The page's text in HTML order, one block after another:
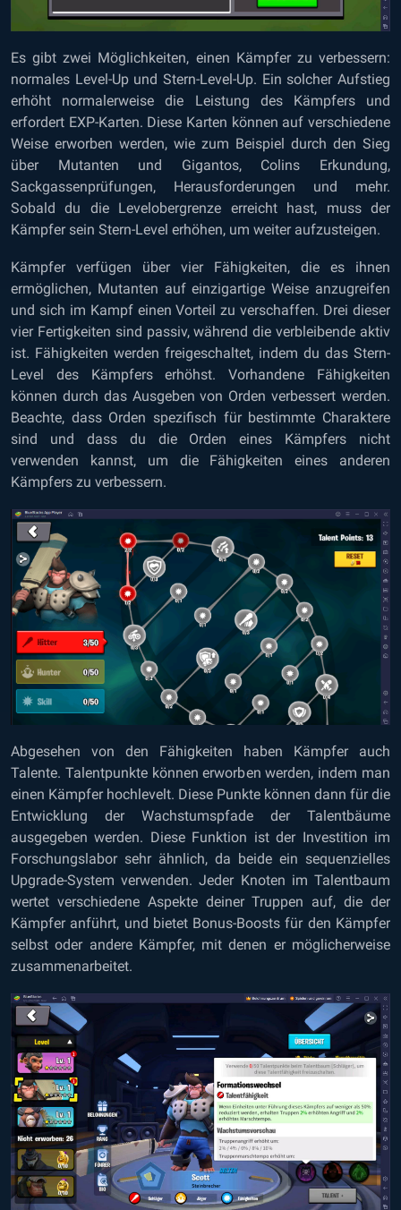
Es gibt zwei Möglichkeiten, einen Kämpfer zu verbessern:
normales Level-Up und Stern-Level-Up. Ein solcher Aufstieg
erhöht normalerweise die Leistung des Kämpfers und
erfordert EXP-Karten. Diese Karten können auf verschiedene
Weise erworben werden, wie zum Beispiel durch den Sieg
über Mutanten und Gigantos, Colins Erkundung,
Sackgassenprüfungen, Herausforderungen und mehr.
Sobald du die Levelobergrenze erreicht hast, muss der
Kämpfer sein Stern-Level erhöhen, um weiter aufzusteigen.
Kämpfer verfügen über vier Fähigkeiten, die es ihnen
ermöglichen, Mutanten auf einzigartige Weise anzugreifen
und sich im Kampf einen Vorteil zu verschaffen. Drei dieser
vier Fertigkeiten sind passiv, während die verbleibende aktiv
ist. Fähigkeiten werden freigeschaltet, indem du das Stern-
Level des Kämpfers erhöhst. Vorhandene Fähigkeiten
können durch das Ausgeben von Orden verbessert werden.
Beachte, dass Orden spezifisch für bestimmte Charaktere
sind und dass du die Orden eines Kämpfers nicht
verwenden kannst, um die Fähigkeiten eines anderen
Kämpfers zu verbessern.
Abgesehen von den Fähigkeiten haben Kämpfer auch
Talente. Talentpunkte können erworben werden, indem man
einen Kämpfer hochlevelt. Diese Punkte können dann für die
Entwicklung der Wachstumspfade der Talentbäume
ausgegeben werden. Diese Funktion ist der Investition im
Forschungslabor sehr ähnlich, da beide ein sequenzielles
Upgrade-System verwenden. Jeder Knoten im Talentbaum
wertet verschiedene Aspekte deiner Truppen auf, die der
Kämpfer anführt, und bietet Bonus-Boosts für den Kämpfer
selbst oder andere Kämpfer, mit denen er möglicherweise
zusammenarbeitet.